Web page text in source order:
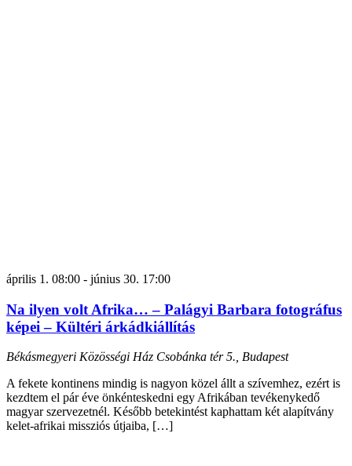
április 1. 08:00 - június 30. 17:00
Na ilyen volt Afrika… – Palágyi Barbara fotográfus
képei – Kültéri árkádkiállítás
Békásmegyeri Közösségi Ház Csobánka tér 5., Budapest
A fekete kontinens mindig is nagyon közel állt a szívemhez, ezért is
kezdtem el pár éve önkénteskedni egy Afrikában tevékenykedő
magyar szervezetnél. Később betekintést kaphattam két alapítvány
kelet-afrikai missziós útjaiba, […]